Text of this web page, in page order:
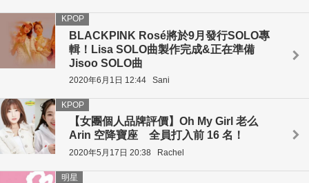
BLACKPINK Rosé將於9月發行SOLO專
輯！Lisa SOLO曲製作完成&正在準備
Jisoo SOLO曲
KPOP
2020年6月1日 12:44 Sani
【女團個人品牌評價】Oh My Girl 老么
Arin 空降寶座 全員打入前 16 名！
KPOP
2020年5月17日 20:38 Rachel
明星